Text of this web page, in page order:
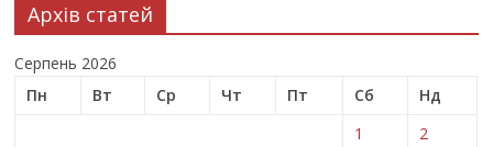
Архів статей
Серпень 2026
Пн
Вт Ср Чт Пт Сб
Нд
1
2